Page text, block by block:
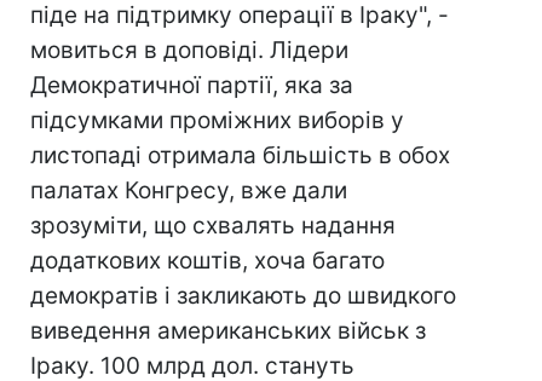
піде на підтримку операції в Іраку", -
мовиться в доповіді. Лідери
Демократичної партії, яка за
підсумками проміжних виборів у
листопаді отримала більшість в обох
палатах Конгресу, вже дали
зрозуміти, що схвалять надання
додаткових коштів, хоча багато
демократів і закликають до швидкого
виведення американських військ з
Іраку. 100 млрд дол. стануть